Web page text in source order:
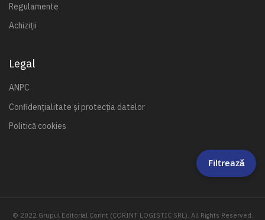
Regulamente
Achiziții
Legal
ANPC
Confidențialitate și protecția datelor
Politică cookies
© 2022 Grupul Editorial Corint (CORINT LOGISTIC SRL). All Rights Reserved.
Filtrează